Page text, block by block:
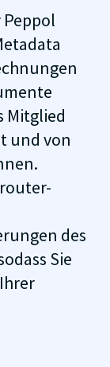
Mitglied
und von
des
Sie